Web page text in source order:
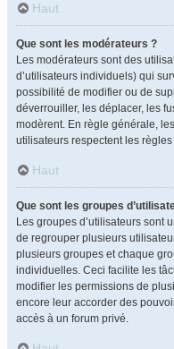
Haut
Que sont les modérateurs ?
Les modérateurs sont des
d’utilisateurs individuels) qui
possibilité de modifier ou de
déverrouiller, les déplacer, les
modèrent. En règle générale,
utilisateurs respectent les
Haut
Que sont les groupes
Les groupes d’utilisateurs sont
de regrouper plusieurs
plusieurs groupes et chaque
individuelles. Ceci facilite les
modifier les permissions de
encore leur accorder des
accès à un forum privé.